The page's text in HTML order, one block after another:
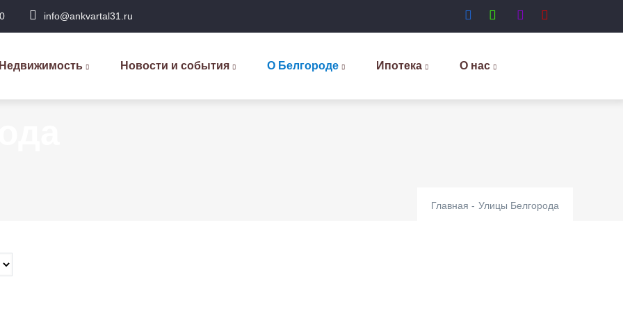
info@ankvartal31.ru
Недвижимость Новости и события О Белгороде Ипотека О нас
Главная - Улицы Белгорода